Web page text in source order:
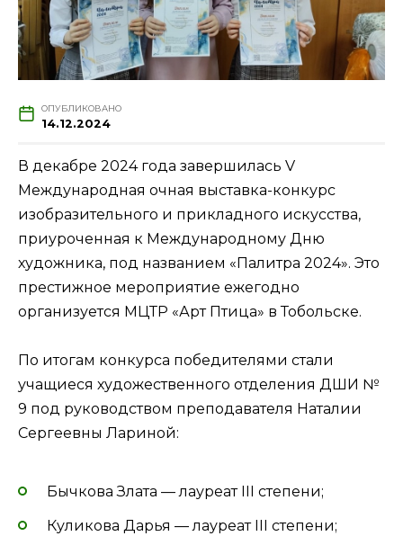
ОПУБЛИКОВАНО
14.12.2024
В декабре 2024 года завершилась V
Международная очная выставка-конкурс
изобразительного и прикладного искусства,
приуроченная к Международному Дню
художника, под названием «Палитра 2024». Это
престижное мероприятие ежегодно
организуется МЦТР «Арт Птица» в Тобольске.
По итогам конкурса победителями стали
учащиеся художественного отделения ДШИ №
9 под руководством преподавателя Наталии
Сергеевны Лариной:
Бычкова Злата — лауреат III степени;
Куликова Дарья — лауреат III степени;